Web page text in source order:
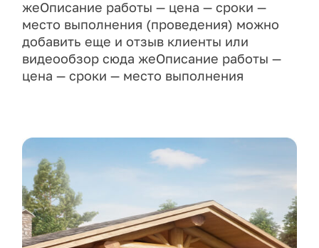
Описание работы - цена - сроки - место
выполнения (проведения) можно добавить еще
и отзыв клиенты или видеообзор сюда
жеОписание работы - цена - сроки - место
жеОписание работы — цена — сроки —
место выполнения (проведения) можно
добавить еще и отзыв клиенты или
видеообзор сюда жеОписание работы —
цена — сроки — место выполнения